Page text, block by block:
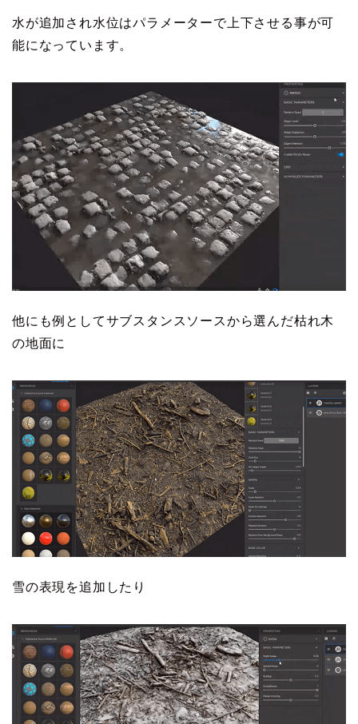
水が追加され水位はパラメーターで上下させる事が可
能になっています。
他にも例としてサブスタンスソースから選んだ枯れ木
の地面に
雪の表現を追加したり